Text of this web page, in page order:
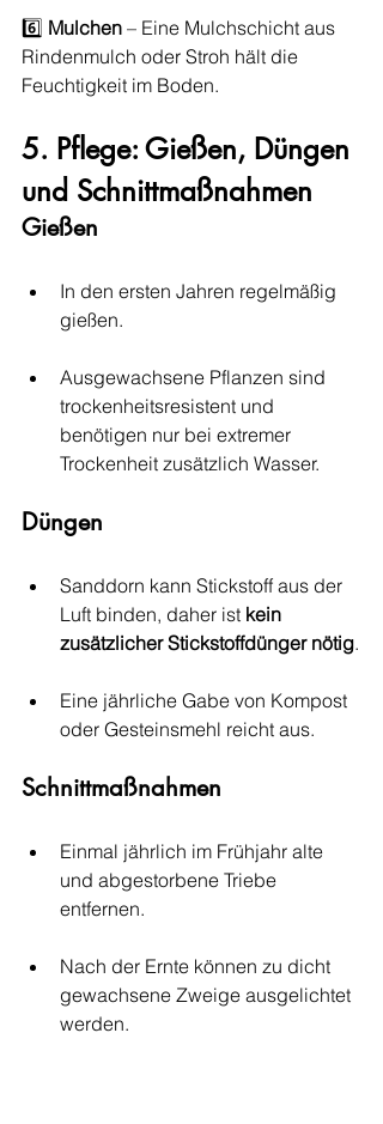
6️⃣ Mulchen – Eine Mulchschicht aus
Rindenmulch oder Stroh hält die
Feuchtigkeit im Boden.
5. Pflege: Gießen, Düngen
und Schnittmaßnahmen
Gießen
In den ersten Jahren regelmäßig
gießen.
Ausgewachsene Pflanzen sind
trockenheitsresistent und
benötigen nur bei extremer
Trockenheit zusätzlich Wasser.
Düngen
Sanddorn kann Stickstoff aus der
Luft binden, daher ist kein
zusätzlicher Stickstoffdünger nötig.
Eine jährliche Gabe von Kompost
oder Gesteinsmehl reicht aus.
Schnittmaßnahmen
Einmal jährlich im Frühjahr alte
und abgestorbene Triebe
entfernen.
Nach der Ernte können zu dicht
gewachsene Zweige ausgelichtet
werden.